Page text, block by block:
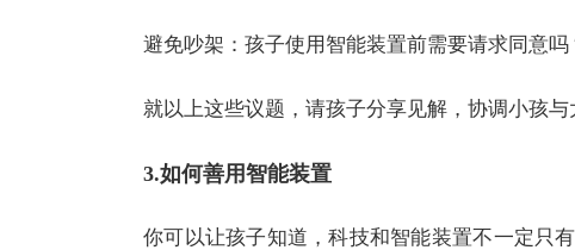
避免吵架：孩子使用智能装置前需要请求同意吗
就以上这些议题，请孩子分享见解，协调小孩与
3.如何善用智能装置
你可以让孩子知道，科技和智能装置不一定只